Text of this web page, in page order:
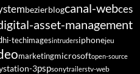
bezierblogcanal-webces
asset-management
hi-techimagesintrudersiphonejeu
marketingmicrosoftopen-source
3pspsonytrailerstv-web